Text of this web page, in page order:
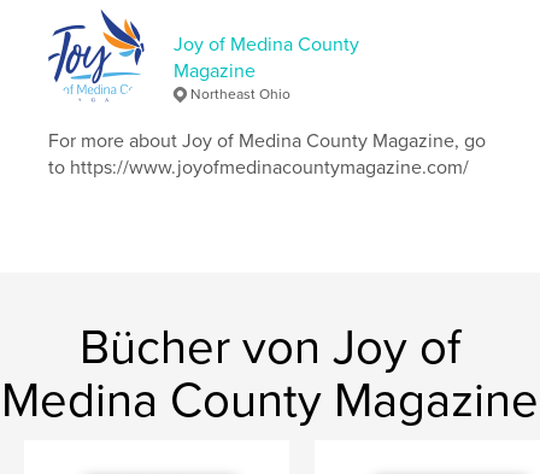
Sprache English
Schlüsselwörter
fallfoliage ohio , bakedrabbit
Joy of Medina County
Magazine
Northeast Ohio
For more about Joy of Medina County Magazine, go
to https://www.joyofmedinacountymagazine.com/
Bücher von Joy of
Medina County Magazine